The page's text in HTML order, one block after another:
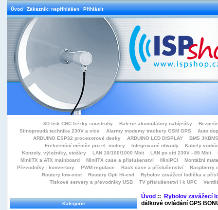
Úvod Zákazník: nepřihlášen Přihlásit
3D tisk CNC frézky soustruhy Baterie akumulátory nabíječky
Silnoproudá technika 230V a více
Alarmy modemy trackery GSM GPS
Auto
ARDUINO ESP32 procesorové desky
ARDUINO LCD DISPLAY
BMS
Frekvenční měniče pro el. motory
Integrované obvody
Kabely
Konzoly, výložníky, stožáry
LAN 10/100/1000 Mbit LAN po síti 230V - 85 Mbit
MiniITX a ATX mainboard
MiniITX case a příslušenství MiniPCI
Montážní
Převodníky - konvertory
PWM regulace Rack case a příslušenství
Raspberry
Routery low-cost
Routery Opti Hi-end
Rybolov zavážecí lodička a přísl
Tiskové servery a převodníky USB
TV příslušenství i k UPC
Kategorie
Úvod:: Rybolov zavážecí
dálkové ovládání GPS